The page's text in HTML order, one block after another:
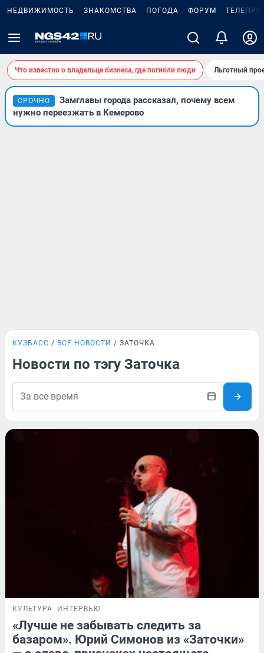
НЕДВИЖИМОСТЬ ЗНАКОМСТВА ПОГОДА ФОРУМ
Что известно о владельце бизнеса, где погибли люди Льготный
СРОЧНО
Замглавы города рассказал, почему всем
нужно переезжать в Кемерово
КУЗБАСС ВСЕ НОВОСТИ ЗАТОЧКА
Новости по тэгу Заточка
КУЛЬТУРА ИНТЕРВЬЮ
«Лучше не забывать следить за
базаром». Юрий Симонов из «Заточки»